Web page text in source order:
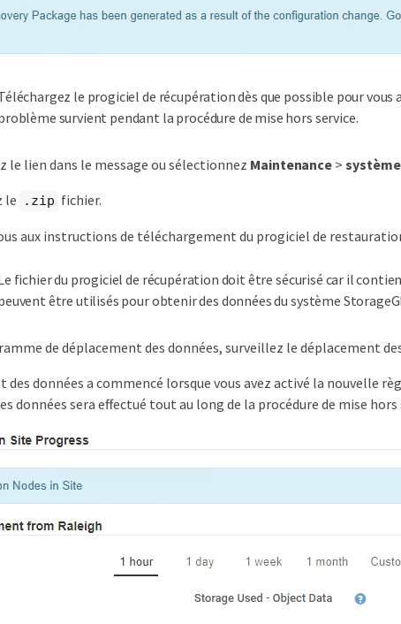
le progiciel de récupération dès que possible pour
survient pendant la procédure de mise hors service.
le lien dans le message ou sélectionnez Maintenance >système
le
.zip fichier.
aux instructions de téléchargement du progiciel de
fichier du progiciel de récupération doit être sécurisé car il
être utilisés pour obtenir des données du système
de déplacement des données, surveillez le déplacement
des données a commencé lorsque vous avez activé la nouvelle
données sera effectué tout au long de la procédure de mise hors